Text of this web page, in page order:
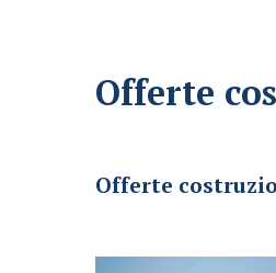
Offerte
Offerte